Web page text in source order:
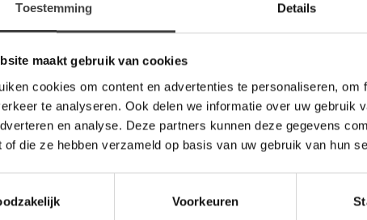
Toestemming Details
maakt gebruik van cookies
cookies om content en advertenties te personaliseren,
te analyseren. Ook delen we informatie over uw gebruik
en analyse. Deze partners kunnen deze gegevens
of die ze hebben verzameld op basis van uw gebruik van hun
Voorkeuren